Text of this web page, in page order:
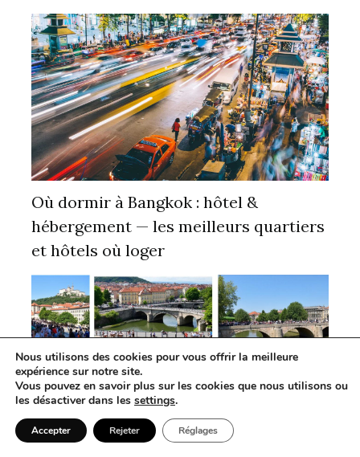
Où dormir à Bangkok : hôtel &
hébergement — les meilleurs quartiers
et hôtels où loger
Nous utilisons des cookies pour vous offrir la meilleure
expérience sur notre site.
Vous pouvez en savoir plus sur les cookies que nous utilisons ou
les désactiver dans les settings.
Accepter Rejeter Réglages